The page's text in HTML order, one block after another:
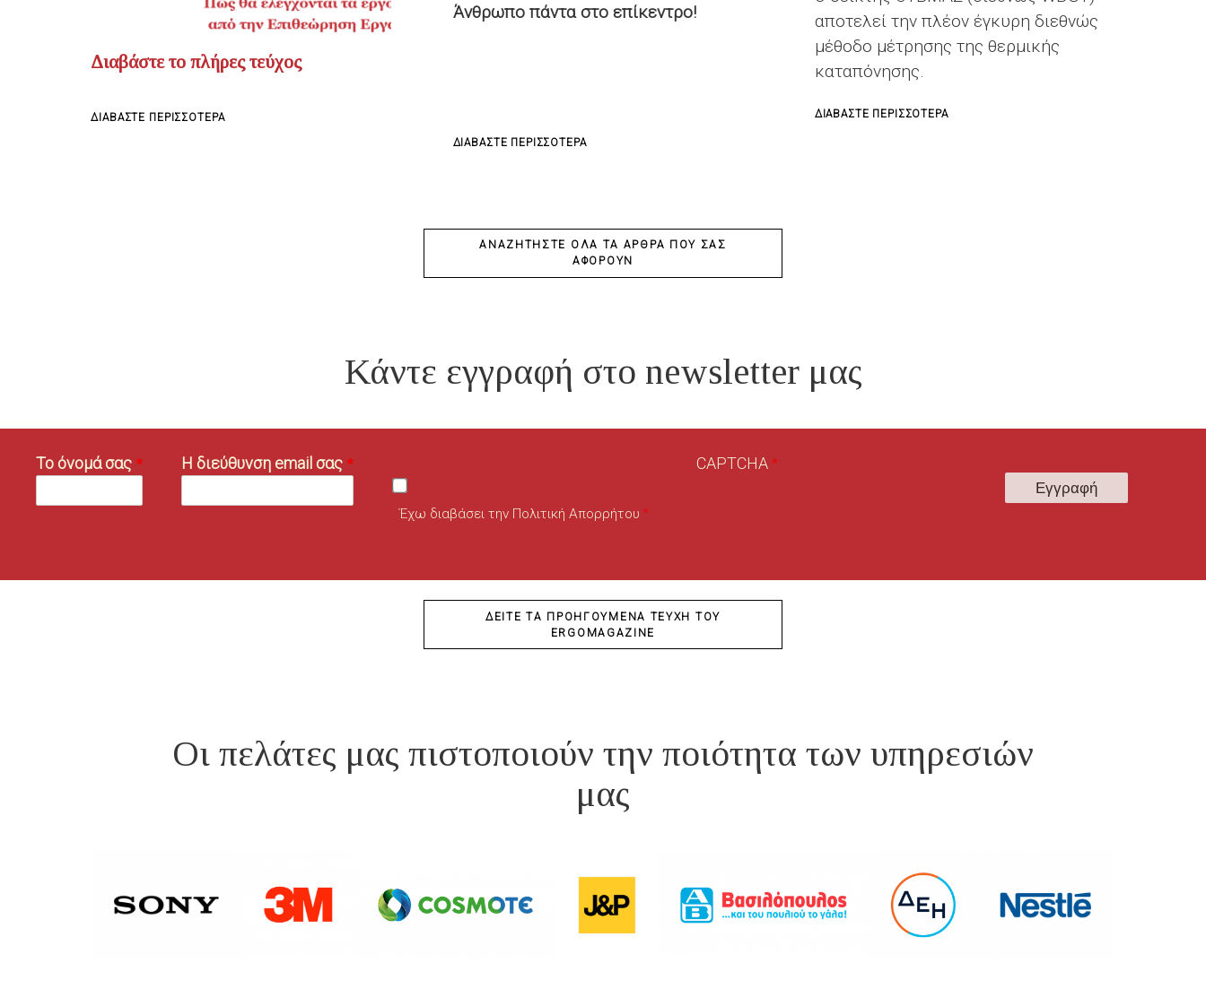
Διαβάστε το πλήρες τεύχος
ΔΙΑΒΆΣΤΕ ΠΕΡΙΣΣΌΤΕΡΑ
ΑΠΌ
ΤΗΝ
ΕΠΙΘΕΏΡΗΣΗ
ΕΡΓΑΣΊΑΣ
Άνθρωπο πάντα στο επίκεντρο!
ΔΙΑΒΆΣΤΕ ΠΕΡΙΣΣΌΤΕΡΑ
αποτελεί την πλέον έγκυρη διεθνώς
μέθοδο μέτρησης της θερμικής
καταπόνησης.
ΔΙΑΒΆΣΤΕ ΠΕΡΙΣΣΌΤΕΡΑ
ΑΝΑΖΗΤΉΣΤΕ ΌΛΑ ΤΑ ΆΡΘΡΑ ΠΟΥ ΣΑΣ
ΑΦΟΡΟΎΝ
Κάντε εγγραφή στο newsletter μας
Το όνομά σας Η διεύθυνση email σας
Έχω διαβάσει την Πολιτική Απορρήτου
CAPTCHA
ΔΕΊΤΕ ΤΑ ΠΡΟΗΓΟΎΜΕΝΑ ΤΕΎΧΗ ΤΟΥ
ERGOMAGAZINE
Οι πελάτες μας πιστοποιούν την ποιότητα των υπηρεσιών
μας